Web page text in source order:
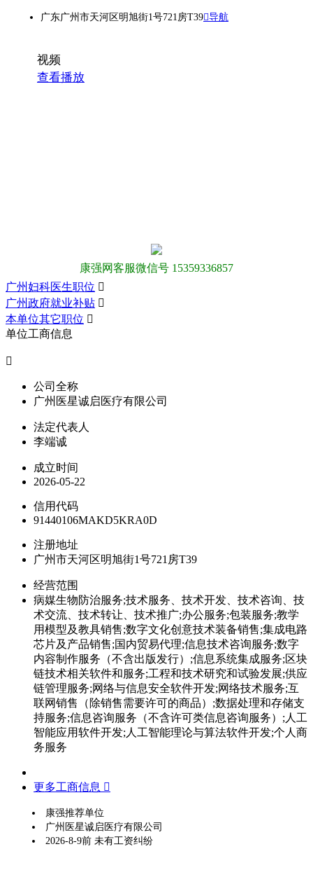
广东广州市天河区明旭街1号721房T39导航
视频
查看播放
康强网客服微信号 15359336857
广州妇科医生职位 
广州政府就业补贴 
本单位其它职位 
单位工商信息

公司全称
广州医星诚启医疗有限公司
法定代表人
李端诚
成立时间
2026-05-22
信用代码
91440106MAKD5KRA0D
注册地址
广州市天河区明旭街1号721房T39
经营范围
病媒生物防治服务;技术服务、技术开发、技术咨询、技
术交流、技术转让、技术推广;办公服务;包装服务;教学
用模型及教具销售;数字文化创意技术装备销售;集成电路
芯片及产品销售;国内贸易代理;信息技术咨询服务;数字
内容制作服务（不含出版发行）;信息系统集成服务;区块
链技术相关软件和服务;工程和技术研究和试验发展;供应
链管理服务;网络与信息安全软件开发;网络技术服务;互
联网销售（除销售需要许可的商品）;数据处理和存储支
持服务;信息咨询服务（不含许可类信息咨询服务）;人工
智能应用软件开发;人工智能理论与算法软件开发;个人商
务服务
更多工商信息 
康强推荐单位
广州医星诚启医疗有限公司
2026-8-9前 未有工资纠纷